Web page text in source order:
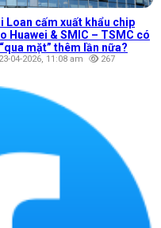
Loan cấm xuất khẩu chip
Huawei & SMIC – TSMC có
mặt” thêm lần nữa?
23-04-2026, 11:08 am 267